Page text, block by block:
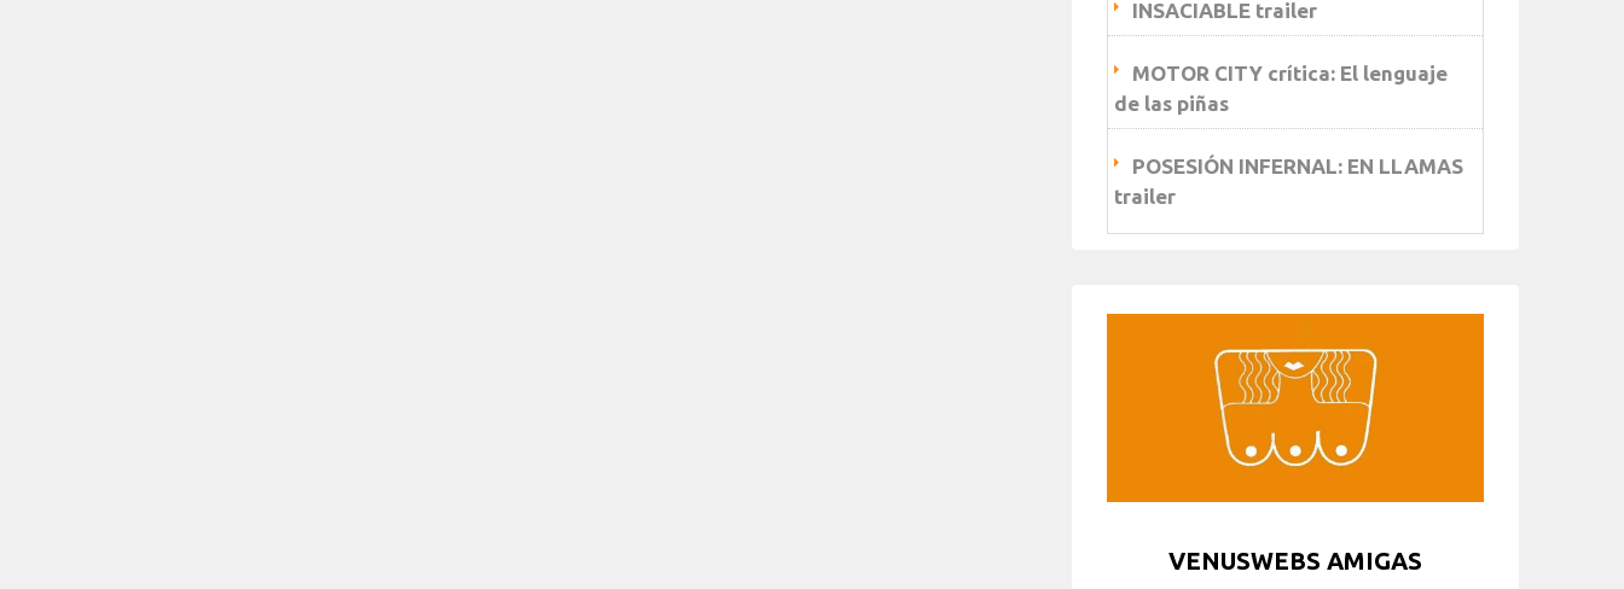
INSACIABLE trailer
MOTOR CITY crítica: El lenguaje
de las piñas
POSESIÓN INFERNAL: EN LLAMAS
trailer
VENUSWEBS AMIGAS